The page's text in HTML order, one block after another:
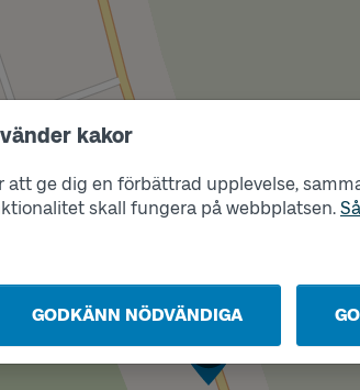
kakor
att ge dig en förbättrad upplevelse,
skall fungera på webbplatsen.
GODKÄNN NÖDVÄNDIGA
B